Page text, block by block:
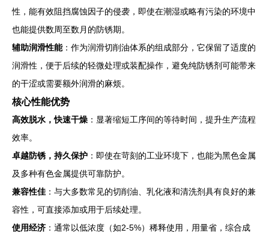
性，能有效阻挡腐蚀因子的侵袭，即使在潮湿或略有污染的环境中
也能提供数周至数月的防锈期。
辅助润滑性能：作为润滑切削油体系的组成部分，它保留了适度的
润滑性，便于后续的轻微处理或装配操作，避免纯防锈剂可能带来
的干涩或需要额外润滑的麻烦。
核心性能优势
高效脱水，快速干燥 ：显著缩短工序间的等待时间，提升生产流程
效率。
卓越防锈，持久保护 ：即使在苛刻的工业环境下，也能为黑色金属
及多种有色金属提供可靠防护。
兼容性佳 ：与大多数常见的切削油、乳化液和清洗剂具有良好的兼
容性，可直接添加或用于后续处理。
使用经济 ：通常以低浓度（如2-5%）稀释使用，用量省，综合成